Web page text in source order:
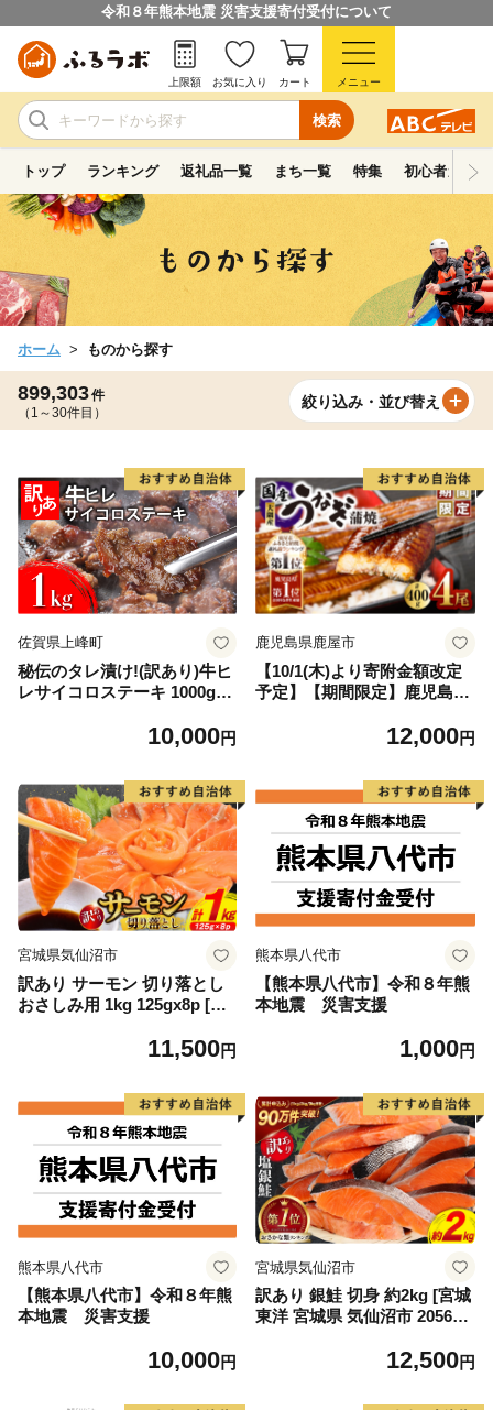
令和８年熊本地震 災害支援寄付受付について
検索
上限額 お気に入り カート メニュー
トップ ランキング 返礼品一覧 まち一覧 特集 初心者ガイド
ホーム ものから探す
899,303件
（1～30件目）
絞り込み・並び替え
佐賀県上峰町
秘伝のタレ漬け!(訳あり)牛ヒ
レサイコロステーキ 1000g
10,000円
鹿児島県鹿屋市
【10/1(木)より寄附金額改定
予定】【期間限定】鹿児島県
12,000円
宮城県気仙沼市
訳あり サーモン 切り落とし
おさしみ用 1kg 125gx8p [足
4313] 魚 魚介類 鮭 お刺し身
介
11,500円
熊本県八代市
【熊本県八代市】令和８年熊
本地震 災害支援
1,000円
熊本県八代市
【熊本県八代市】令和８年熊
本地震 災害支援
10,000円
宮城県気仙沼市
訳あり 銀鮭 切身 約2kg [宮城
東洋 宮城県 気仙沼市 205649
格外 不揃い さけ サケ 鮭切身
12,500円